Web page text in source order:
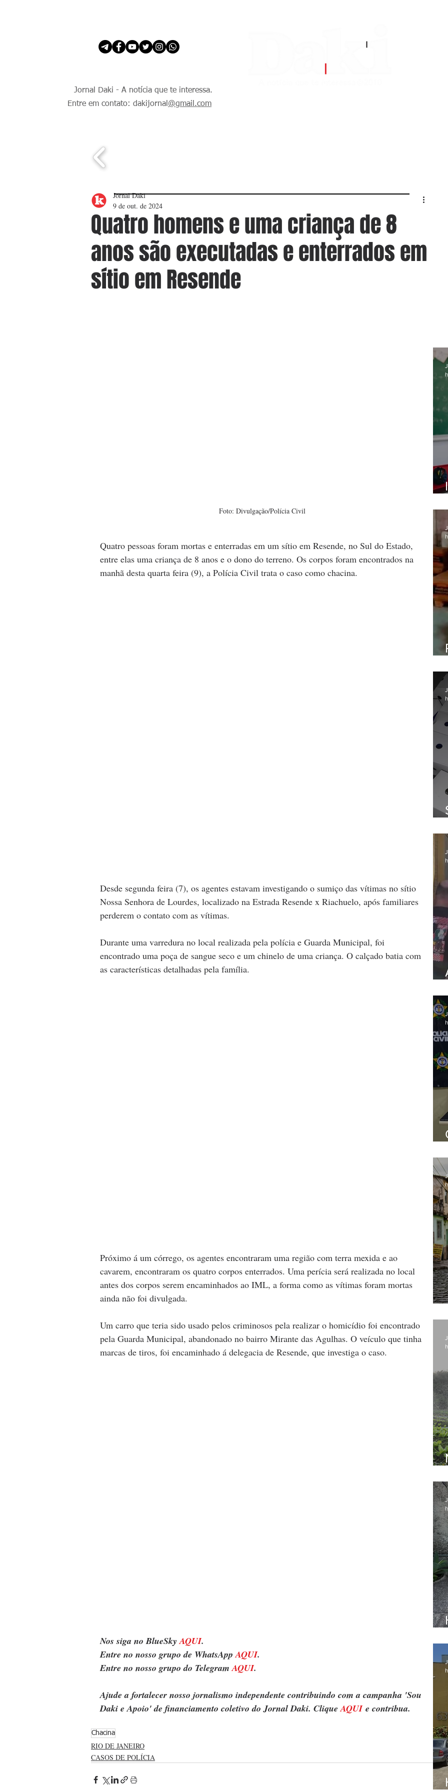
Jornal Daki - A notícia que te interessa.
Entre em contato: dakijornal @gmail.com
Quatro homens e uma criança de 8
anos são executadas e enterrados em
sítio em Resende
Jornal Daki
9 de out. de 2024
Foto: Divulgação/Polícia Civil
Quatro pessoas foram mortas e enterradas em um sítio em Resende, no Sul do Estado,
entre elas uma criança de 8 anos e o dono do terreno. Os corpos foram encontrados na
manhã desta quarta feira (9), a Polícia Civil trata o caso como chacina.
Desde segunda feira (7), os agentes estavam investigando o sumiço das vítimas no sítio
Nossa Senhora de Lourdes, localizado na Estrada Resende x Riachuelo, após familiares
perderem o contato com as vítimas.
Durante uma varredura no local realizada pela polícia e Guarda Municipal, foi
encontrado uma poça de sangue seco e um chinelo de uma criança. O calçado batia com
as características detalhadas pela família.
Próximo á um córrego, os agentes encontraram uma região com terra mexida e ao
cavarem, encontraram os quatro corpos enterrados. Uma perícia será realizada no local
antes dos corpos serem encaminhados ao IML, a forma como as vítimas foram mortas
ainda não foi divulgada.
Um carro que teria sido usado pelos criminosos pela realizar o homicídio foi encontrado
pela Guarda Municipal, abandonado no bairro Mirante das Agulhas. O veículo que tinha
marcas de tiros, foi encaminhado á delegacia de Resende, que investiga o caso.
Nos siga no BlueSky AQUI.
Entre no nosso grupo de WhatsApp AQUI.
Entre no nosso grupo do Telegram AQUI.
Ajude a fortalecer nosso jornalismo independente contribuindo com a campanha 'Sou
Daki e Apoio' de financiamento coletivo do Jornal Daki. Clique AQUI e contribua.
Chacina
RIO DE JANEIRO
CASOS DE POLÍCIA